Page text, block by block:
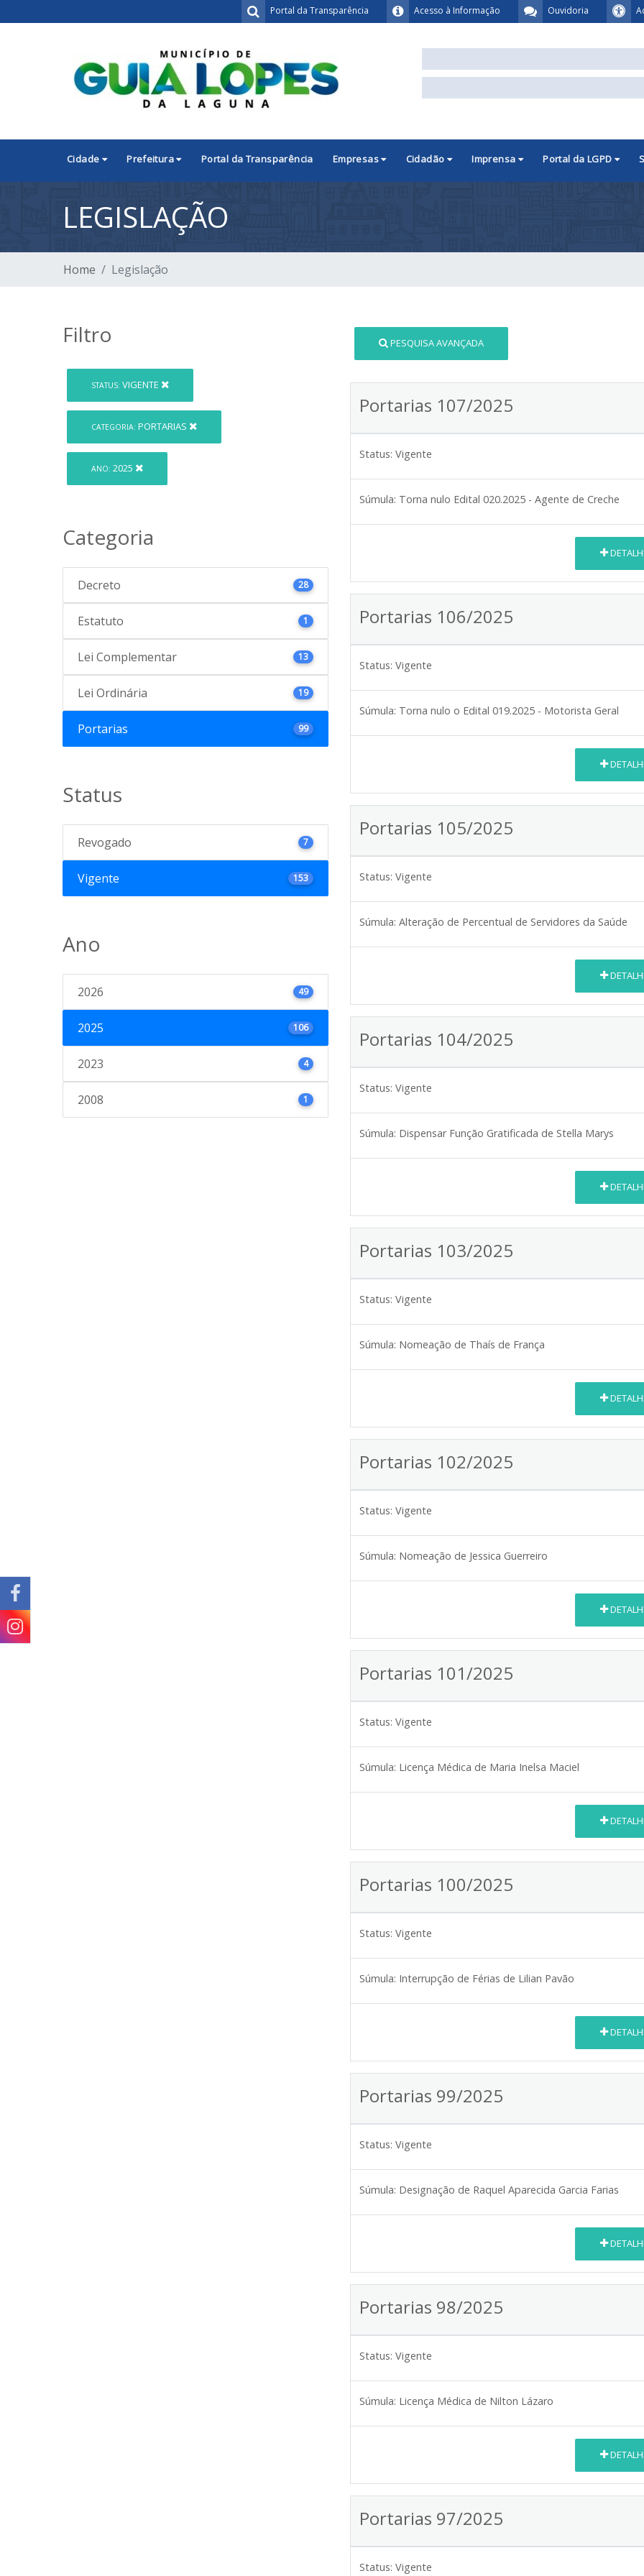
Ouvidoria
Acesso à Informação
Portal da Transparência
Cidade Prefeitura Portal da Transparência Empresas Cidadão Imprensa Portal da LGPD
LEGISLAÇÃO
Home Legislação
Filtro
STATUS: VIGENTE
CATEGORIA: PORTARIAS
ANO: 2025
Categoria
Decreto 28
Estatuto 1
Lei Complementar 13
Lei Ordinária 19
Portarias 99
Status
Revogado 7
Vigente 153
Ano
2026 49
2025 106
2023 4
2008 1
PESQUISA AVANÇADA
Portarias 107/2025
Status: Vigente
Súmula: Torna nulo Edital 020.2025 - Agente de Creche
Portarias 106/2025
Status: Vigente
Súmula: Torna nulo o Edital 019.2025 - Motorista Geral
Portarias 105/2025
Status: Vigente
Súmula: Alteração de Percentual de Servidores da Saúde
Portarias 104/2025
Status: Vigente
Súmula: Dispensar Função Gratificada de Stella Marys
Portarias 103/2025
Status: Vigente
Súmula: Nomeação de Thaís de França
Portarias 102/2025
Status: Vigente
Súmula: Nomeação de Jessica Guerreiro
Portarias 101/2025
Status: Vigente
Súmula: Licença Médica de Maria Inelsa Maciel
Portarias 100/2025
Status: Vigente
Súmula: Interrupção de Férias de Lilian Pavão
Portarias 99/2025
Status: Vigente
Súmula: Designação de Raquel Aparecida Garcia Farias
Portarias 98/2025
Status: Vigente
Súmula: Licença Médica de Nilton Lázaro
Portarias 97/2025
Status: Vigente